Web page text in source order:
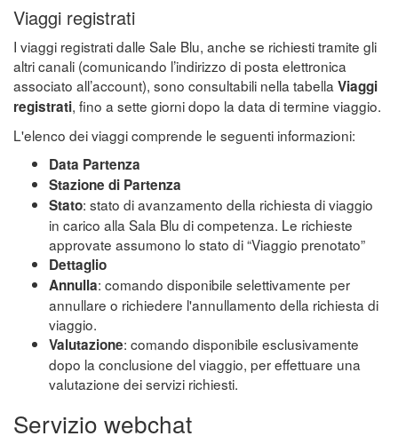
Viaggi registrati
I viaggi registrati dalle Sale Blu, anche se richiesti tramite gli
altri canali (comunicando l’indirizzo di posta elettronica
associato all’account), sono consultabili nella tabella Viaggi
registrati, fino a sette giorni dopo la data di termine viaggio.
L'elenco dei viaggi comprende le seguenti informazioni:
Data Partenza
Stazione di Partenza
Stato: stato di avanzamento della richiesta di viaggio
in carico alla Sala Blu di competenza. Le richieste
approvate assumono lo stato di “Viaggio prenotato”
Dettaglio
Annulla: comando disponibile selettivamente per
annullare o richiedere l'annullamento della richiesta di
viaggio.
Valutazione: comando disponibile esclusivamente
dopo la conclusione del viaggio, per effettuare una
valutazione dei servizi richiesti.
Servizio webchat